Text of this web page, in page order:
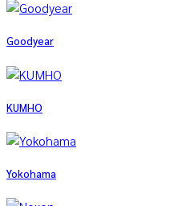
Goodyear
KUMHO
Yokohama